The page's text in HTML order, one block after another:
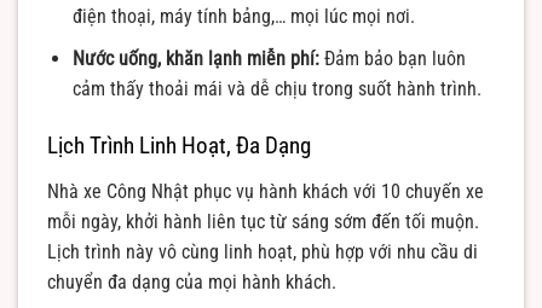
điện thoại, máy tính bảng,… mọi lúc mọi nơi.
Nước uống, khăn lạnh miễn phí:Đảm bảo bạn luôn
cảm thấy thoải mái và dễ chịu trong suốt hành trình.
Lịch Trình Linh Hoạt, Đa Dạng
Nhà xe Công Nhật phục vụ hành khách với 10 chuyến xe
mỗi ngày, khởi hành liên tục từ sáng sớm đến tối muộn.
Lịch trình này vô cùng linh hoạt, phù hợp với nhu cầu di
chuyển đa dạng của mọi hành khách.